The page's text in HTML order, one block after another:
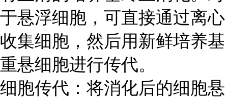
于悬浮细胞，可直接通过离心
收集细胞，然后用新鲜培养基
重悬细胞进行传代。
细胞传代：将消化后的细胞悬